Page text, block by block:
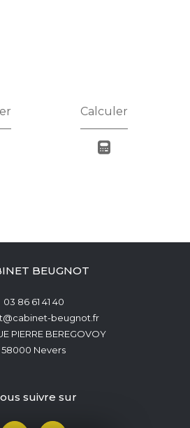
Calculer
BEUGNOT
03 86 61 41 40
beugnot.fr
PIERRE BEREGOVOY
58000
Nevers
nous suivre sur